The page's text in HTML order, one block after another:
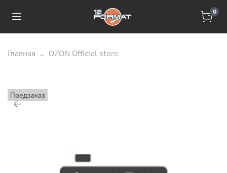
0
Главная OZON Official store
Предзаказ